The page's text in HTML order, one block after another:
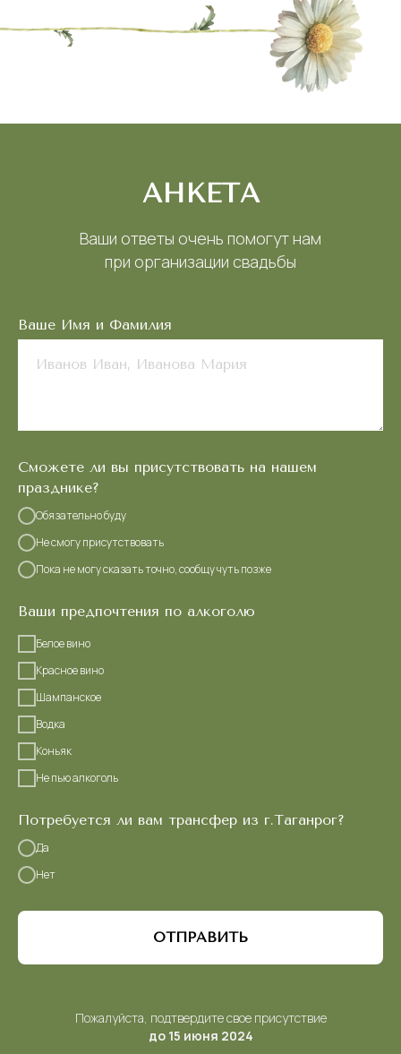
АНКЕТА
Ваши ответы очень помогут нам
при организации свадьбы
Ваше Имя и Фамилия
Сможете ли вы присутствовать на нашем
празднике?
Обязательно буду
Не смогу присутствовать
Пока не могу сказать точно, сообщу чуть позже
Ваши предпочтения по алкоголю
Белое вино
Красное вино
Шампанское
Водка
Коньяк
Не пью алкоголь
Потребуется ли вам трансфер из г.Таганрог?
Да
Нет
ОТПРАВИТЬ
Пожалуйста, подтвердите свое присутствие
до 15 июня 2024